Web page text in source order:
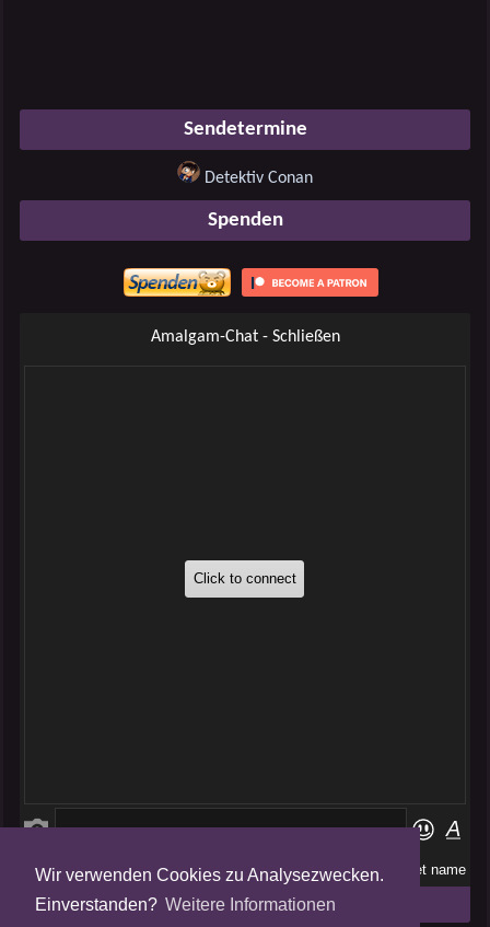
Wir verwenden Cookies zu Analysezwecken.
Einverstanden? Weitere Informationen
Sendetermine
Detektiv Conan
Spenden
Amalgam-Chat - Schließen
Folge uns auf